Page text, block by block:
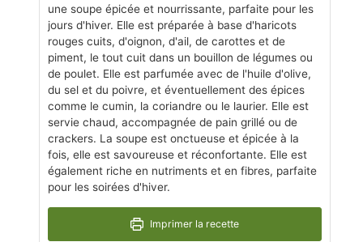
une soupe épicée et nourrissante, parfaite pour les
jours d'hiver. Elle est préparée à base d'haricots
rouges cuits, d'oignon, d'ail, de carottes et de
piment, le tout cuit dans un bouillon de légumes ou
de poulet. Elle est parfumée avec de l'huile d'olive,
du sel et du poivre, et éventuellement des épices
comme le cumin, la coriandre ou le laurier. Elle est
servie chaud, accompagnée de pain grillé ou de
crackers. La soupe est onctueuse et épicée à la
fois, elle est savoureuse et réconfortante. Elle est
également riche en nutriments et en fibres, parfaite
pour les soirées d'hiver.
Imprimer la recette